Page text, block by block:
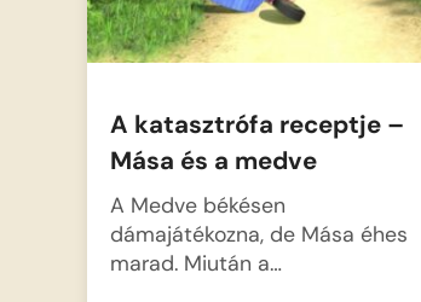
A katasztrófa receptje –
Mása és a medve
A Medve békésen
dámajátékozna, de Mása éhes
marad. Miután a…